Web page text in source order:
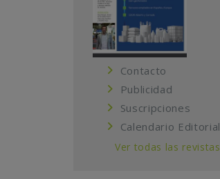
Contacto
Publicidad
Suscripciones
Calendario Editorial
Ver todas las revistas